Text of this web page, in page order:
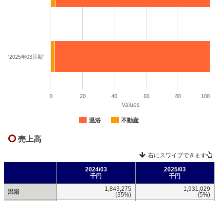
Values
温浴 不動産
'2025年03月期'
0 20 40 60 80 100
売上高
右にスワイプできます
2024/03
千円
2025/03
千円
温浴
1,843,275
(35%)
1,931,029
(5%)